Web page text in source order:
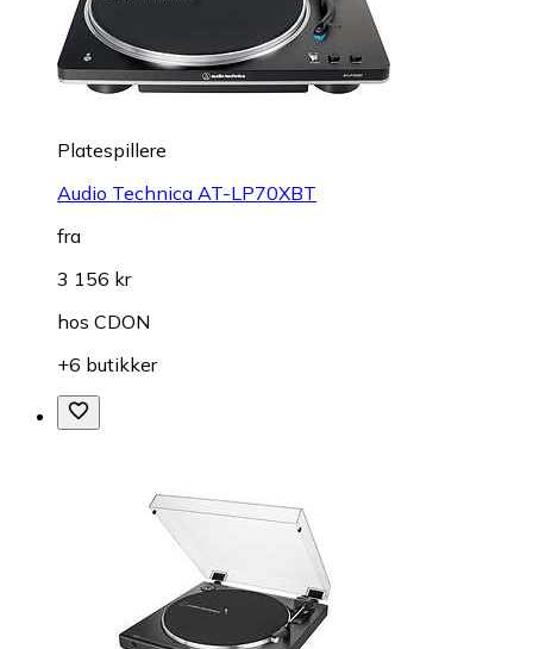
Platespillere
Audio Technica AT-LP70XBT
fra
3 156 kr
hos CDON
+6 butikker